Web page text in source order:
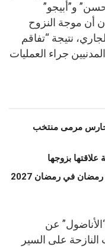
و”أبيجو”
أن موجة النزوح
نتيجة “تفاقم
جراء العمليات
مرمى منتخب
بزوجها
في رمضان 2027
“الأناضول” عن
النازحة على السير